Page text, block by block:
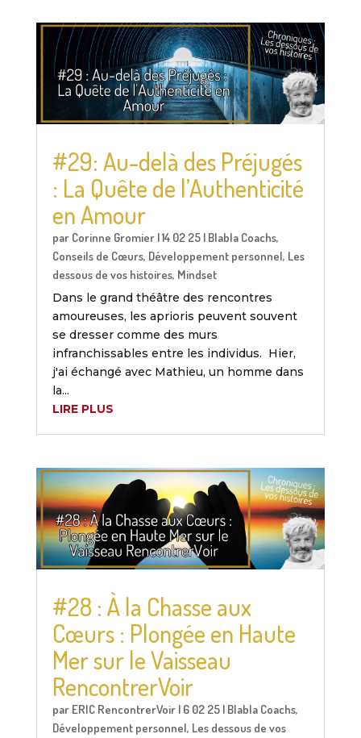
#29: Au-delà des Préjugés
: La Quête de l’Authenticité
en Amour
par Corinne Gromier|14 02 25| Blabla Coachs,
Conseils de Cœurs, Développement personnel, Les
dessous de vos histoires, Mindset
Dans le grand théâtre des rencontres
amoureuses, les aprioris peuvent souvent
se dresser comme des murs
infranchissables entre les individus. Hier,
j'ai échangé avec Mathieu, un homme dans
la...
LIRE PLUS
#28 : À la Chasse aux
Cœurs : Plongée en Haute
Mer sur le Vaisseau
RencontrerVoir
par ERIC RencontrerVoir| 6 02 25| Blabla Coachs,
Développement personnel, Les dessous de vos